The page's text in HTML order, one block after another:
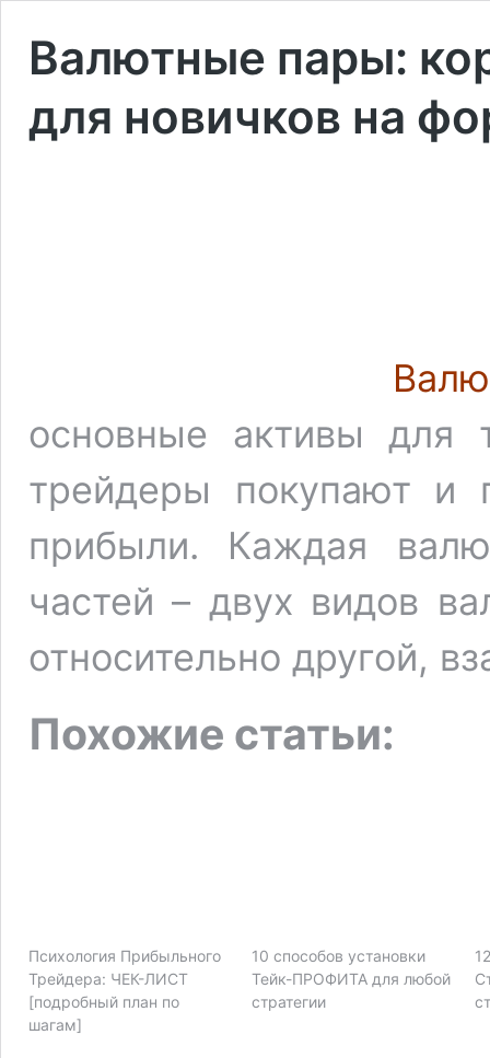
Валютные пары:
для новичков на
основные активы для
трейдеры покупают и
прибыли. Каждая
частей – двух видов
относительно другой,
Похожие статьи:
Психология Прибыльного
Трейдера: ЧЕК-ЛИСТ
[подробный план по
шагам]
10 способов установки
Тейк-ПРОФИТА для любой
стратегии